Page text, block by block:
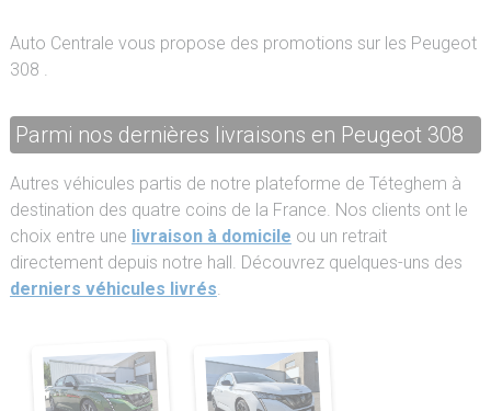
Auto Centrale vous propose des promotions sur les Peugeot
308 .
Parmi nos dernières livraisons en Peugeot 308
Autres véhicules partis de notre plateforme de Téteghem à
destination des quatre coins de la France. Nos clients ont le
choix entre une livraison à domicile ou un retrait
directement depuis notre hall. Découvrez quelques-uns des
derniers véhicules livrés.